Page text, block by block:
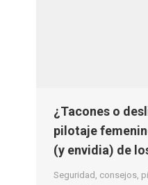
¿Tacones o
pilotaje
(y envidia) de
Seguridad, consejos,